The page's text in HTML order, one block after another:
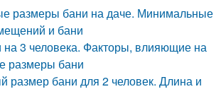
размеры бани на даче. Минимальные
и бани
на 3 человека. Факторы, влияющие на
размеры бани
размер бани для 2 человек. Длина и